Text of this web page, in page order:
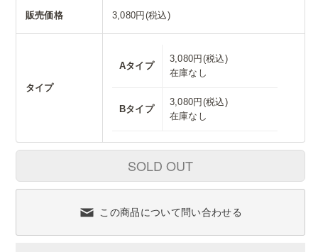
販売価格 3,080円(税込)
タイプ
Aタイプ
3,080円(税込)
在庫なし
Bタイプ
3,080円(税込)
在庫なし
SOLD OUT
この商品について問い合わせる